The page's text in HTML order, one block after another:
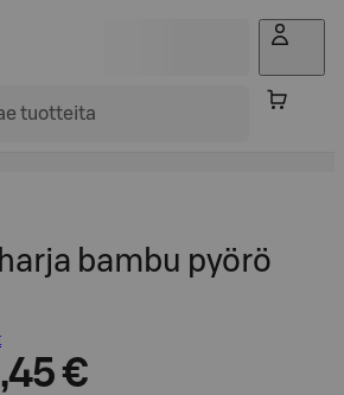
bambu pyörö
€